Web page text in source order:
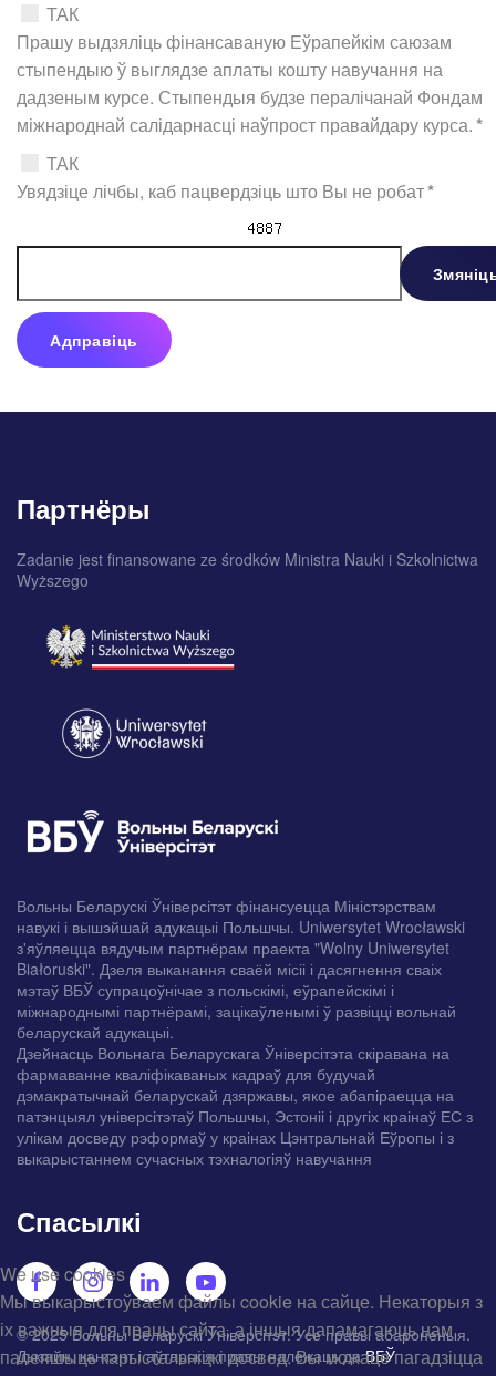
ТАК
Прашу выдзяліць фінансаваную Еўрапейкім саюзам
стыпендыю ў выглядзе аплаты кошту навучання на
дадзеным курсе. Стыпендыя будзе пералічанай Фондам
міжнароднай салідарнасці наўпрост правайдару курса.*
ТАК
Увядзіце лічбы, каб пацвердзіць што Вы не робат*
Адправіць
Партнёры
Zadanie jest finansowane ze środków Ministra Nauki i Szkolnictwa
Wyższego
Вольны Беларускі Ўніверсітэт фінансуецца Міністэрствам
навукі і вышэйшай адукацыі Польшчы. Uniwersytet Wrocławski
з'яўляецца вядучым партнёрам праекта "Wolny Uniwersytet
Białoruski". Дзеля выканання сваёй місіі і дасягнення сваіх
мэтаў ВБЎ супрацоўнічае з польскімі, еўрапейскімі і
міжнароднымі партнёрамі, зацікаўленымі ў развіцці вольнай
беларускай адукацыі.
Дзейнасць Вольнага Беларускага Ўніверсітэта скіравана на
фармаванне кваліфікаваных кадраў для будучай
дэмакратычнай беларускай дзяржавы, якое абапіраецца на
патэнцыял універсітэтаў Польшчы, Эстоніі і другіх краінаў ЕС з
улікам досведу рэформаў у краінах Цэнтральнай Еўропы і з
выкарыстаннем сучасных тэхналогіяў навучання
Спасылкі
© 2025 Вольны Беларускі Ўніверсітэт. Усе правы абароненыя.
Дызайн, кантэнт і аўтарскія правы належаць даВБЎ
We use cookies
Мы выкарыстоўваем файлы cookie на сайце. Некаторыя з
іх важныя для працы сайта, а іншыя дапамагаюць нам
палепшыць карыстальніцкі досвед. Вы можаце пагадзіцца